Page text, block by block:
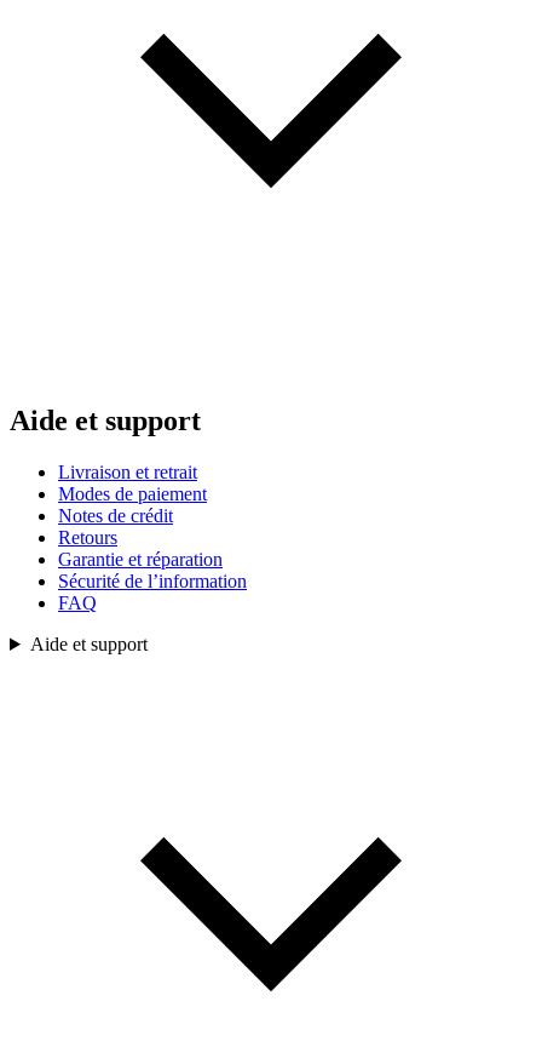
Aide et support
Livraison et retrait
Modes de paiement
Notes de crédit
Retours
Garantie et réparation
Sécurité de l’information
FAQ
Aide et support